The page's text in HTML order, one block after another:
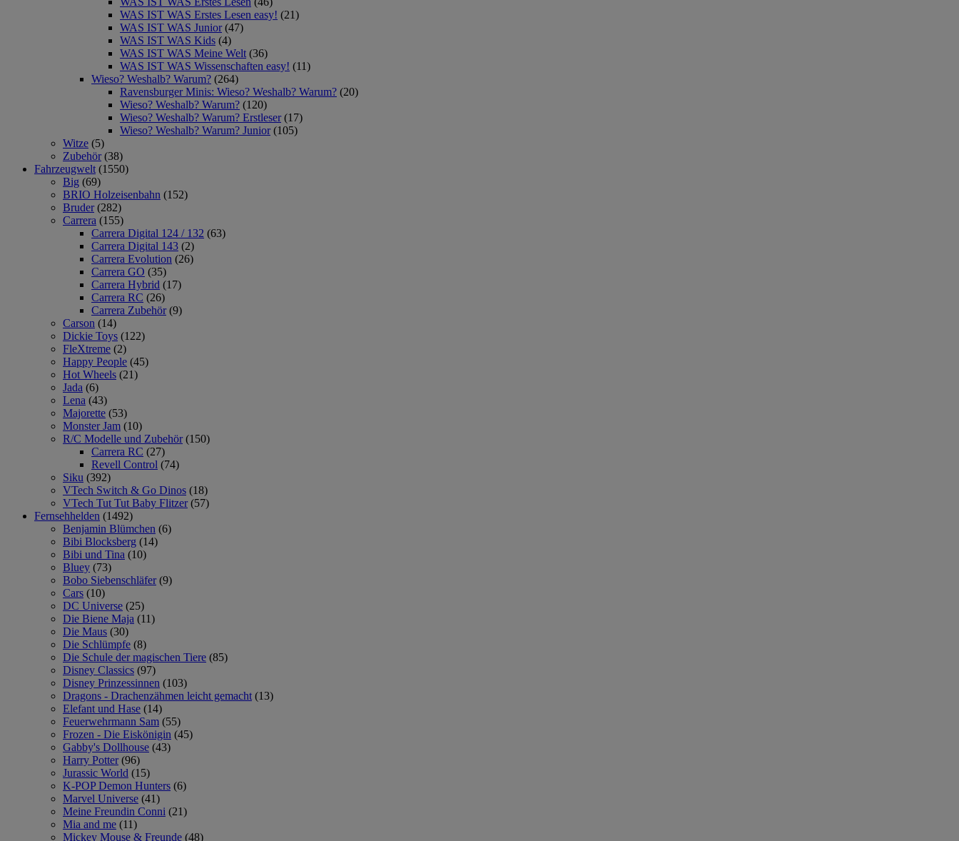
WAS IST WAS Erstes Lesen easy! (21)
WAS IST WAS Junior (47)
WAS IST WAS Kids (4)
WAS IST WAS Meine Welt (36)
WAS IST WAS Wissenschaften easy! (11)
Wieso? Weshalb? Warum? (264)
Ravensburger Minis: Wieso? Weshalb? Warum? (20)
Wieso? Weshalb? Warum? (120)
Wieso? Weshalb? Warum? Erstleser (17)
Wieso? Weshalb? Warum? Junior (105)
Witze (5)
Zubehör (38)
Fahrzeugwelt (1550)
Big (69)
BRIO Holzeisenbahn (152)
Bruder (282)
Carrera (155)
Carrera Digital 124 / 132 (63)
Carrera Digital 143 (2)
Carrera Evolution (26)
Carrera GO (35)
Carrera Hybrid (17)
Carrera RC (26)
Carrera Zubehör (9)
Carson (14)
Dickie Toys (122)
FleXtreme (2)
Happy People (45)
Hot Wheels (21)
Jada (6)
Lena (43)
Majorette (53)
Monster Jam (10)
R/C Modelle und Zubehör (150)
Carrera RC (27)
Revell Control (74)
Siku (392)
VTech Switch & Go Dinos (18)
VTech Tut Tut Baby Flitzer (57)
Fernsehhelden (1492)
Benjamin Blümchen (6)
Bibi Blocksberg (14)
Bibi und Tina (10)
Bluey (73)
Bobo Siebenschläfer (9)
Cars (10)
DC Universe (25)
Die Biene Maja (11)
Die Maus (30)
Die Schlümpfe (8)
Die Schule der magischen Tiere (85)
Disney Classics (97)
Disney Prinzessinnen (103)
Dragons - Drachenzähmen leicht gemacht (13)
Elefant und Hase (14)
Feuerwehrmann Sam (55)
Frozen - Die Eiskönigin (45)
Gabby's Dollhouse (43)
Harry Potter (96)
Jurassic World (15)
K-POP Demon Hunters (6)
Marvel Universe (41)
Meine Freundin Conni (21)
Mia and me (11)
Mickey Mouse & Freunde (48)